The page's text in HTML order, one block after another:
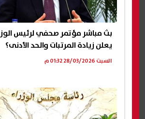
بث مباشر مؤتمر صحفي لرئيس
يعلن زيادة المرتبات والحد الأدنى؟
السبت 28/03/2026 01:32 م